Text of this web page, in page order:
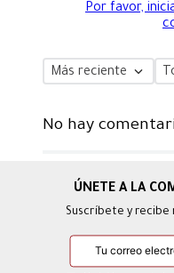
Por favor,
Más reciente
No hay
Suscríbete y recibe